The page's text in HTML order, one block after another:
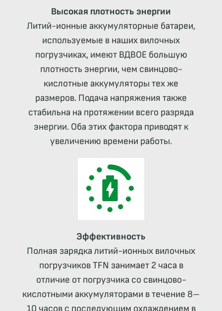
Высокая плотность энергии
Литий-ионные аккумуляторные батареи,
используемые в наших вилочных
погрузчиках, имеют ВДВОЕ большую
плотность энергии, чем свинцово-
кислотные аккумуляторы тех же
размеров. Подача напряжения также
стабильна на протяжении всего разряда
энергии. Оба этих фактора приводят к
увеличению времени работы.
Эффективность
Полная зарядка литий-ионных вилочных
погрузчиков TFN занимает 2 часа в
отличие от погрузчика со свинцово-
кислотными аккумуляторами в течение 8–